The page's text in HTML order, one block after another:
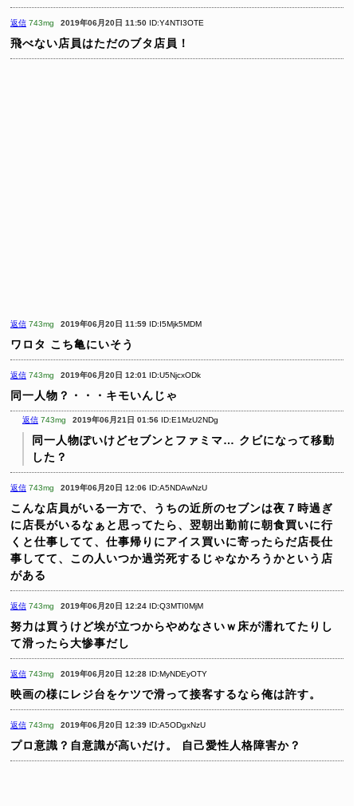
返信 743mg 2019年06月20日 11:50 ID:Y4NTI3OTE
飛べない店員はただのブタ店員！
返信 743mg 2019年06月20日 11:59 ID:I5Mjk5MDM
ワロタ こち亀にいそう
返信 743mg 2019年06月20日 12:01 ID:U5NjcxODk
同一人物？・・・キモいんじゃ
返信 743mg 2019年06月21日 01:56 ID:E1MzU2NDg
同一人物ぽいけどセブンとファミマ… クビになって移動
した？
返信 743mg 2019年06月20日 12:06 ID:A5NDAwNzU
こんな店員がいる一方で、うちの近所のセブンは夜７時過ぎ
に店長がいるなぁと思ってたら、翌朝出勤前に朝食買いに行
くと仕事してて、仕事帰りにアイス買いに寄ったらだ店長仕
事してて、この人いつか過労死するじゃなかろうかという店
がある
返信 743mg 2019年06月20日 12:24 ID:Q3MTI0MjM
努力は買うけど埃が立つからやめなさいｗ床が濡れてたりし
て滑ったら大惨事だし
返信 743mg 2019年06月20日 12:28 ID:MyNDEyOTY
映画の様にレジ台をケツで滑って接客するなら俺は許す。
返信 743mg 2019年06月20日 12:39 ID:A5ODgxNzU
プロ意識？自意識が高いだけ。 自己愛性人格障害か？